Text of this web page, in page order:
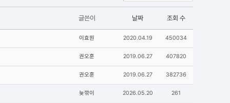
글쓴이 날짜 조회 수
이효원 2020.04.19 450034
권오훈 2019.06.27 407820
권오훈 2019.06.27 382736
늦깎이 2026.05.20 261